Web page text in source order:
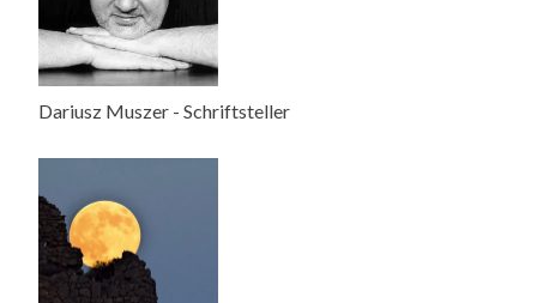
Dariusz Muszer - Schriftsteller